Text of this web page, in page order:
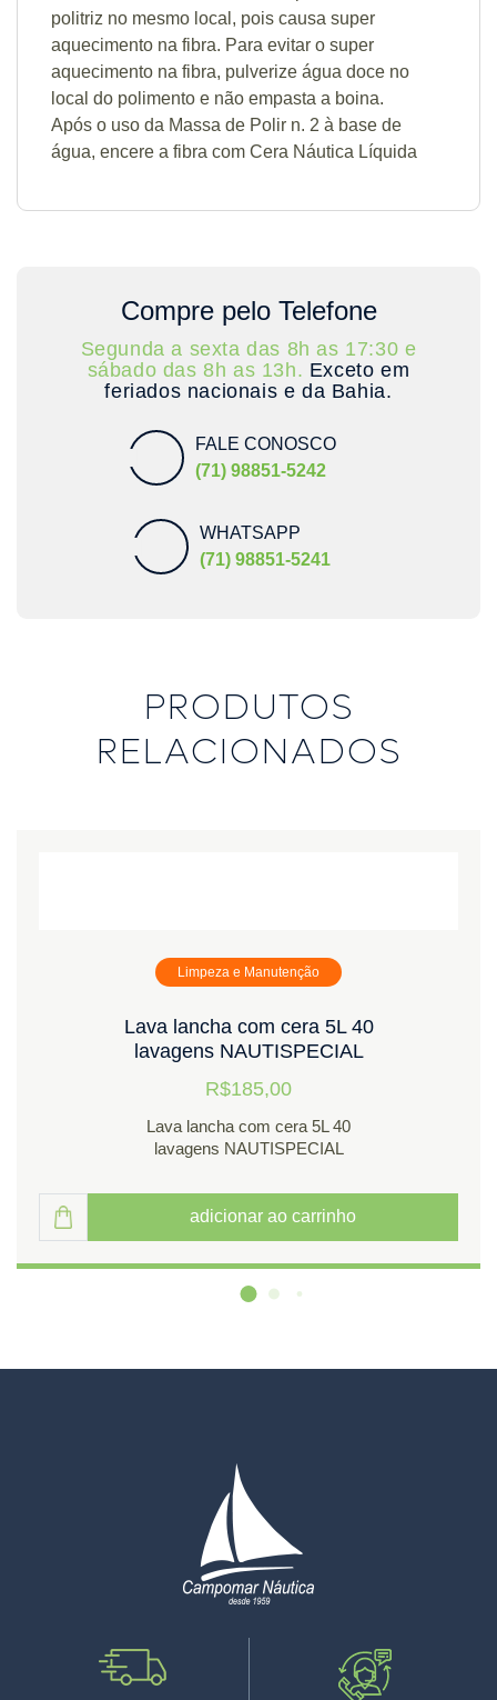
politriz no mesmo local, pois causa super
aquecimento na fibra. Para evitar o super
aquecimento na fibra, pulverize água doce no
local do polimento e não empasta a boina.
Após o uso da Massa de Polir n. 2 à base de
água, encere a fibra com Cera Náutica Líquida
Compre pelo Telefone
Segunda a sexta das 8h as 17:30 e
sábado das 8h as 13h. Exceto em
feriados nacionais e da Bahia.
FALE CONOSCO
(71) 98851-5242
WHATSAPP
(71) 98851-5241
PRODUTOS
RELACIONADOS
Limpeza e Manutenção
Lava lancha com cera 5L 40
lavagens NAUTISPECIAL
R$185,00
Lava lancha com cera 5L 40
lavagens NAUTISPECIAL
adicionar ao carrinho